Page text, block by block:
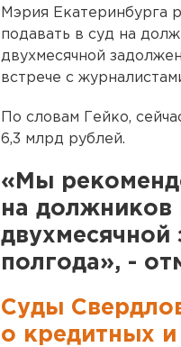
Мэрия Екатеринбурга
подавать в суд на
двухмесячной
встрече с
По словам Гейко,
6,3 млрд рублей.
«Мы
на должников
полгода», -
Суды
о кредитных